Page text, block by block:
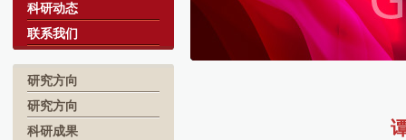
科研动态
联系我们
研究方向
研究方向
科研成果